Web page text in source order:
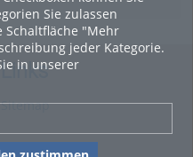
Sie zulassen
Schaltfläche "Mehr
jeder Kategorie.
in unserer
Links
Sitemap